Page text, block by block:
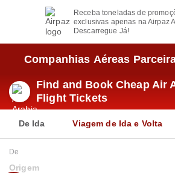
Receba toneladas de
exclusivas apenas na Airpaz
Descarregue Já!
Companhias Aéreas
Find and Book Cheap Air
Flight Tickets
De Ida Viagem de Ida e Volta
De
Origem